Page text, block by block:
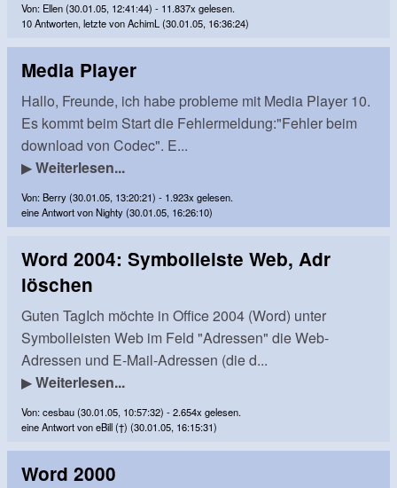
Von: Ellen (30.01.05, 12:41:44) - 11.837x gelesen.
10 Antworten, letzte von AchimL (30.01.05, 16:36:24)
Media Player
Hallo, Freunde, ich habe probleme mit Media Player 10.
Es kommt beim Start die Fehlermeldung:"Fehler beim
download von Codec". E...
▶Weiterlesen...
Von: Berry (30.01.05, 13:20:21) - 1.923x gelesen.
eine Antwort von Nighty (30.01.05, 16:26:10)
Word 2004: Symbolleiste Web, Adr
löschen
Guten TagIch möchte in Office 2004 (Word) unter
Symbolleisten Web im Feld "Adressen" die Web-
Adressen und E-Mail-Adressen (die d...
▶Weiterlesen...
Von: cesbau (30.01.05, 10:57:32) - 2.654x gelesen.
eine Antwort von eBill (†) (30.01.05, 16:15:31)
Word 2000